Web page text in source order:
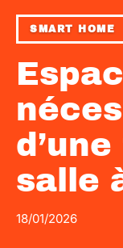
SMART HOME
salle
18/01/2026